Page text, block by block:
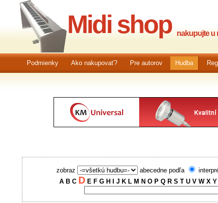
Midi shop nakupujte u
Podmienky Ako nakupovať? Pre autorov Hudba
zobraz abecedne podľa
A B C D E F G H J K L M N O P Q R S T U V W X Y